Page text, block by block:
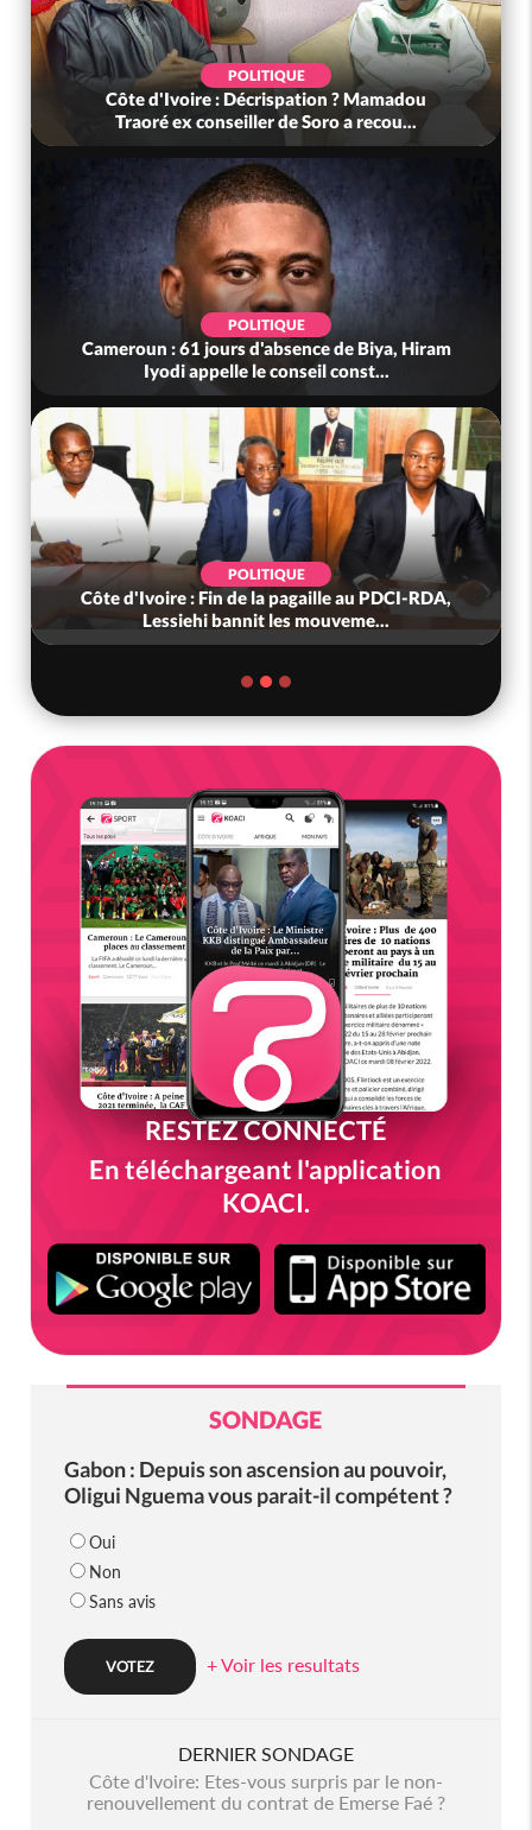
POLITIQUE
Côte d'Ivoire : Décrispation ? Mamadou
Traoré ex conseiller de Soro a recou...
POLITIQUE
Cameroun : 61 jours d'absence de Biya, Hiram
Iyodi appelle le conseil const...
POLITIQUE
Côte d'Ivoire : Fin de la pagaille au PDCI-RDA,
Lessiehi bannit les mouveme...
RESTEZ CONNECTÉ
En téléchargeant l'application
KOACI.
SONDAGE
Gabon : Depuis son ascension au pouvoir,
Oligui Nguema vous parait-il compétent ?
Oui
Non
Sans avis
+ Voir les resultats
DERNIER SONDAGE
Côte d'Ivoire: Etes-vous surpris par le non-
renouvellement du contrat de Emerse Faé ?